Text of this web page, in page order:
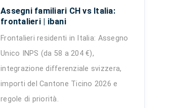
Assegni familiari CH vs Italia:
frontalieri | ibani
Frontalieri residenti in Italia: Assegno
Unico INPS (da 58 a 204 €),
integrazione differenziale svizzera,
importi del Cantone Ticino 2026 e
regole di priorità.